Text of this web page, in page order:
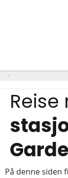
På denne siden